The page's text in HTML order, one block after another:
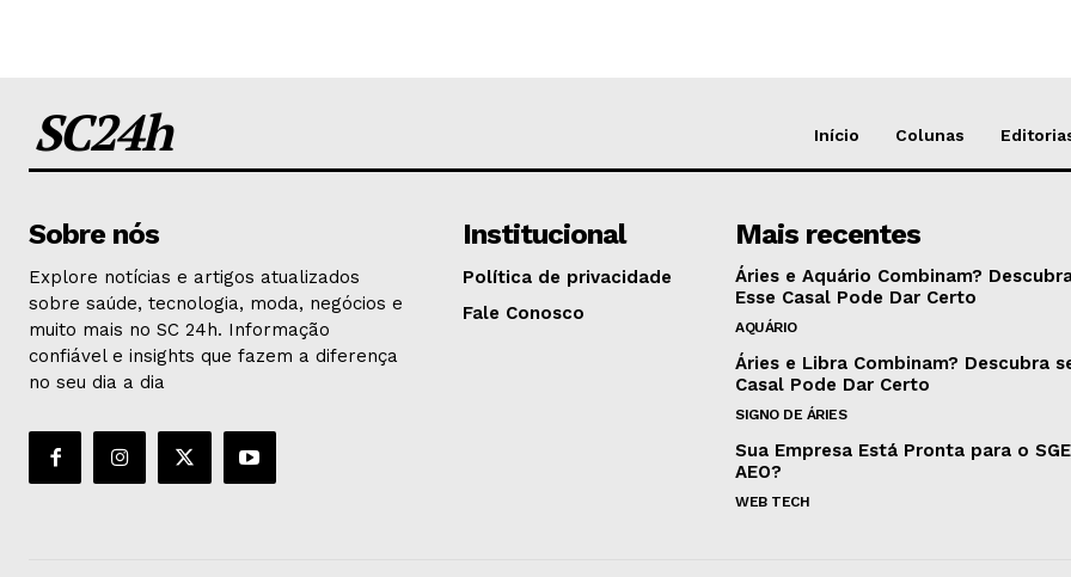
SC24h Início Colunas
Sobre nós
Explore notícias e artigos atualizados
sobre saúde, tecnologia, moda, negócios e
muito mais no SC 24h. Informação
confiável e insights que fazem a diferença
no seu dia a dia
Institucional
Política de privacidade
Fale Conosco
Mais recentes
Áries e Aquário Combinam?
Esse Casal Pode Dar Certo
AQUÁRIO
Áries e Libra Combinam? Descubra
Casal Pode Dar Certo
SIGNO DE ÁRIES
Sua Empresa Está Pronta para o
AEO?
WEB TECH